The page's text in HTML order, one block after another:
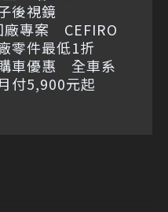
後視鏡
廠專案 CEFIRO
零件最低1折
車優惠 全車系
付5,900元起